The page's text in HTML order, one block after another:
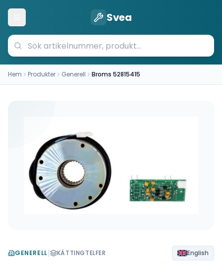
Öppna meny Svea
Hem Produkter Generell Broms 52815415
GENERELL| KÄTTINGTELFER English